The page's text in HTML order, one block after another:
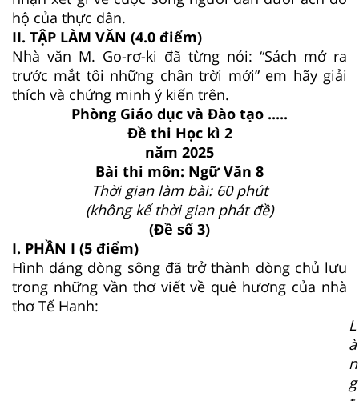
hộ của thực dân.
II. TẬP LÀM VĂN (4.0 điểm)
Nhà văn M. Go-rơ-ki đã từng nói: “Sách mở ra
trước mắt tôi những chân trời mới” em hãy giải
thích và chứng minh ý kiến trên.
Phòng Giáo dục và Đào tạo .....
Đề thi Học kì 2
năm 2025
Bài thi môn: Ngữ Văn 8
Thời gian làm bài: 60 phút
(không kể thời gian phát đề)
(Đề số 3)
I. PHẦN I (5 điểm)
Hình dáng dòng sông đã trở thành dòng chủ lưu
trong những vần thơ viết về quê hương của nhà
thơ Tế Hanh:
L
à
n
g